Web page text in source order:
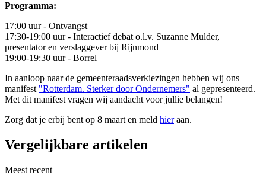
Programma:
17:00 uur - Ontvangst
17:30-19:00 uur - Interactief debat o.l.v. Suzanne Mulder,
presentator en verslaggever bij Rijnmond
19:00-19:30 uur - Borrel
In aanloop naar de gemeenteraadsverkiezingen hebben wij ons
manifest "Rotterdam. Sterker door Ondernemers" al gepresenteerd.
Met dit manifest vragen wij aandacht voor jullie belangen!
Zorg dat je erbij bent op 8 maart en meld hieraan.
Vergelijkbare artikelen
Meest recent